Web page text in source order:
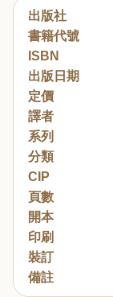
出版社
書籍代號
ISBN
出版日期
定價
譯者
系列
分類
CIP
頁數
開本
印刷
裝訂
備註